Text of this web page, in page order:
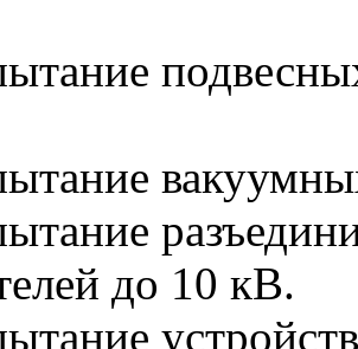
до 10 кВ.